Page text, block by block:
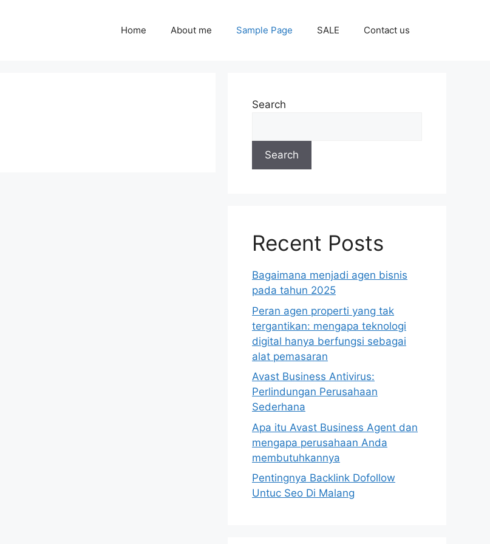
Home About me Sample Page SALE Contact us
Search
Search
Recent Posts
Bagaimana menjadi agen bisnis
pada tahun 2025
Peran agen properti yang tak
tergantikan: mengapa teknologi
digital hanya berfungsi sebagai
alat pemasaran
Avast Business Antivirus:
Perlindungan Perusahaan
Sederhana
Apa itu Avast Business Agent dan
mengapa perusahaan Anda
membutuhkannya
Pentingnya Backlink Dofollow
Untuc Seo Di Malang